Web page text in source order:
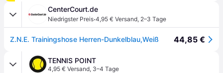
CenterCourt.de
Niedrigster Preis·4,95 € Versand, 2–3 Tage
Z.N.E. Trainingshose Herren-Dunkelblau,Weiß 44,85 €
TENNIS POINT
4,95 € Versand, 3–4 Tage